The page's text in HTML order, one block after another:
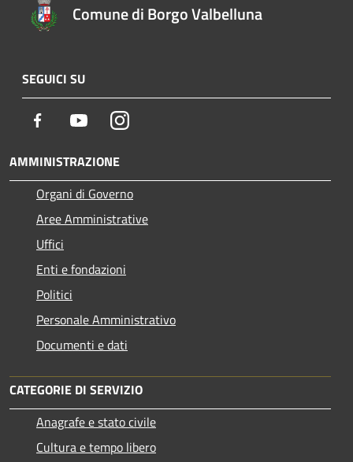
Comune di Borgo Valbelluna
SEGUICI SU
Facebook YoutubeInstagram
AMMINISTRAZIONE
Organi di Governo
Aree Amministrative
Uffici
Enti e fondazioni
Politici
Personale Amministrativo
Documenti e dati
CATEGORIE DI SERVIZIO
Anagrafe e stato civile
Cultura e tempo libero